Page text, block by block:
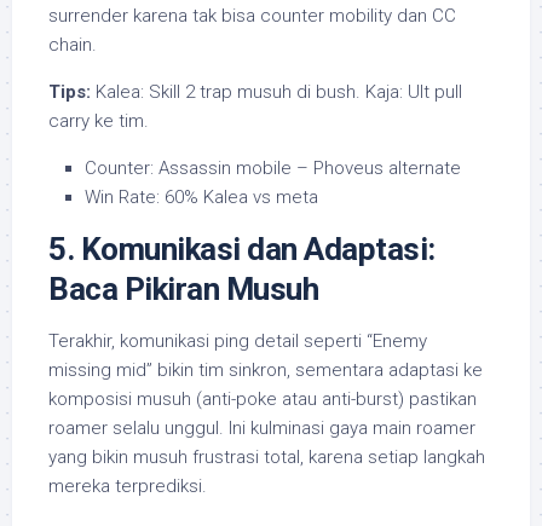
surrender karena tak bisa counter mobility dan CC
chain.
Tips: Kalea: Skill 2 trap musuh di bush. Kaja: Ult pull
carry ke tim.
Counter: Assassin mobile – Phoveus alternate
Win Rate: 60% Kalea vs meta
5. Komunikasi dan Adaptasi:
Baca Pikiran Musuh
Terakhir, komunikasi ping detail seperti “Enemy
missing mid” bikin tim sinkron, sementara adaptasi ke
komposisi musuh (anti-poke atau anti-burst) pastikan
roamer selalu unggul. Ini kulminasi gaya main roamer
yang bikin musuh frustrasi total, karena setiap langkah
mereka terprediksi.